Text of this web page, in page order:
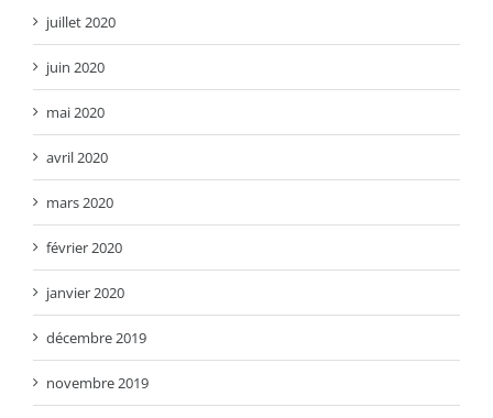
juillet 2020
juin 2020
mai 2020
avril 2020
mars 2020
février 2020
janvier 2020
décembre 2019
novembre 2019